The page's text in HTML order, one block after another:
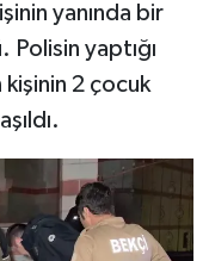
yanında bir
yaptığı
kişinin 2 çocuk